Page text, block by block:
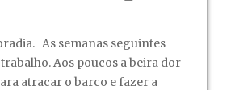
dos
As semanas seguintes
Aos poucos a beira dor
atracar o barco e fazer a